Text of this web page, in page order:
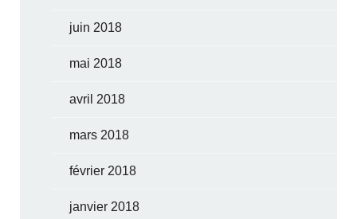
juin 2018
mai 2018
avril 2018
mars 2018
février 2018
janvier 2018